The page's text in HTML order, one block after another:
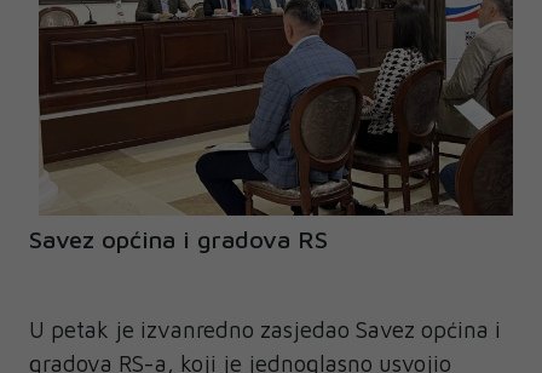
Savez općina i gradova RS
U petak je izvanredno zasjedao Savez općina i
gradova RS-a, koji je jednoglasno usvojio